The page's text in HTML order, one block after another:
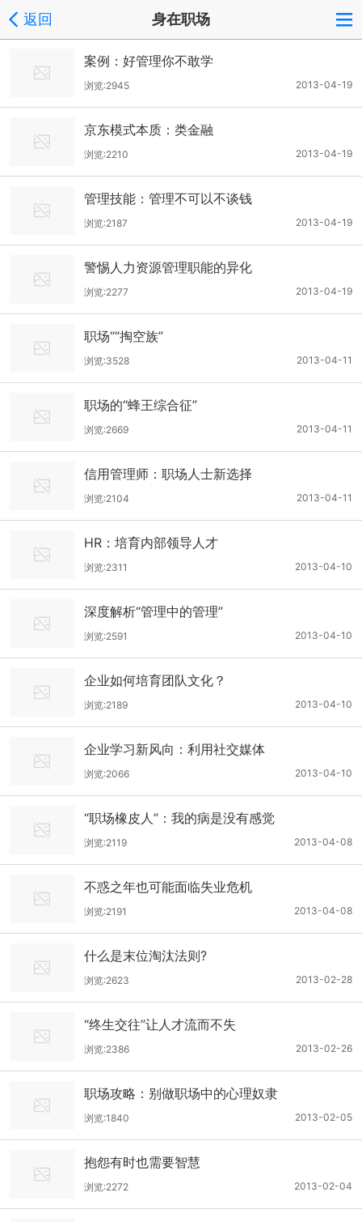
返回 身在职场
案例：好管理你不敢学
2013-04-19
浏览:2945
京东模式本质：类金融
2013-04-19
浏览:2210
管理技能：管理不可以不谈钱
2013-04-19
浏览:2187
警惕人力资源管理职能的异化
2013-04-19
浏览:2277
职场““掏空族”
2013-04-11
浏览:3528
职场的“蜂王综合征”
2013-04-11
浏览:2669
信用管理师：职场人士新选择
2013-04-11
浏览:2104
HR：培育内部领导人才
2013-04-10
浏览:2311
深度解析“管理中的管理”
2013-04-10
浏览:2591
企业如何培育团队文化？
2013-04-10
浏览:2189
企业学习新风向：利用社交媒体
2013-04-10
浏览:2066
“职场橡皮人”：我的病是没有感觉
2013-04-08
浏览:2119
不惑之年也可能面临失业危机
2013-04-08
浏览:2191
什么是末位淘汰法则?
2013-02-28
浏览:2623
“终生交往”让人才流而不失
2013-02-26
浏览:2386
职场攻略：别做职场中的心理奴隶
2013-02-05
浏览:1840
抱怨有时也需要智慧
2013-02-04
浏览:2272